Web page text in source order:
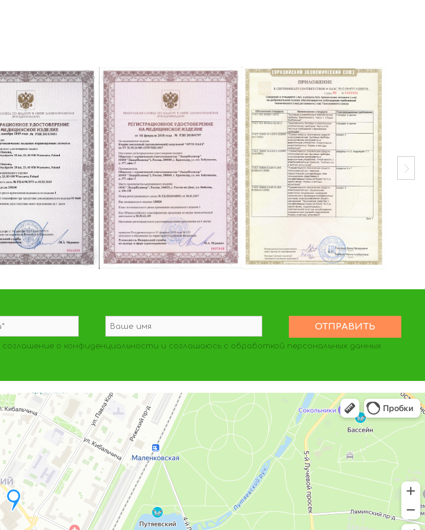
соглашение о конфиденциальности и соглашаюсь с обработкой персональных данных